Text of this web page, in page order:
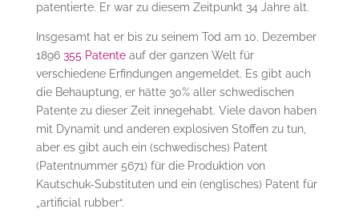
patentierte. Er war zu diesem Zeitpunkt 34 Jahre alt.
Insgesamt hat er bis zu seinem Tod am 10. Dezember
1896 355 Patenteauf der ganzen Welt für
verschiedene Erfindungen angemeldet. Es gibt auch
die Behauptung, er hätte 30% aller schwedischen
Patente zu dieser Zeit innegehabt. Viele davon haben
mit Dynamit und anderen explosiven Stoffen zu tun,
aber es gibt auch ein (schwedisches) Patent
(Patentnummer 5671) für die Produktion von
Kautschuk-Substituten und ein (englisches) Patent für
„artificial rubber“.